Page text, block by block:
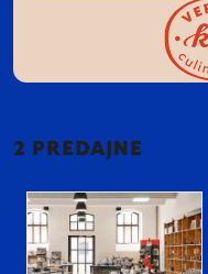
2 PREDAJNE